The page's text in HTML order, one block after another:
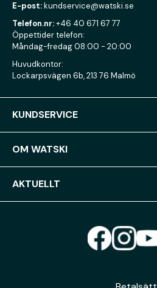
E-post:kundservice@watski.se
Telefon.nr:+46 40 671 67 77
Öppettider telefon:
Måndag-fredag 08:00 - 20:00
Huvudkontor:
Lockarpsvägen 6b, 213 76 Malmö
KUNDSERVICE
OM WATSKI
AKTUELLT